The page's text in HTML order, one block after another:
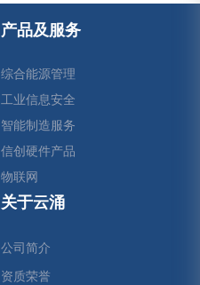
产品及服务
综合能源管理
工业信息安全
智能制造服务
信创硬件产品
物联网
关于云涌
公司简介
资质荣誉